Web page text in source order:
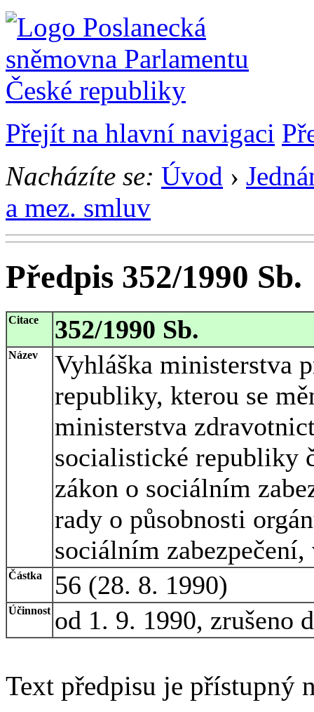
Přejít na hlavní navigaci
Nacházíte se: Úvod ›
a mez. smluv
Předpis 352/1990 Sb.
Citace 352/1990 Sb.
Název
Vyhláška ministerstva
republiky, kterou se
ministerstva
socialistické republiky
zákon o sociálním
rady o působnosti
sociálním
Částka 56 (28. 8. 1990)
Účinnost od 1. 9. 1990, zrušeno
Text předpisu je přístupný